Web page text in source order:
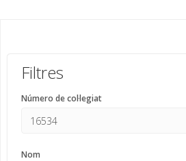
Filtres
Número de col·legiat
Nom